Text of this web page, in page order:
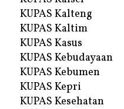
KUPAS Kalteng
KUPAS Kaltim
KUPAS Kasus
KUPAS Kebudayaan
KUPAS Kebumen
KUPAS Kepri
KUPAS Kesehatan